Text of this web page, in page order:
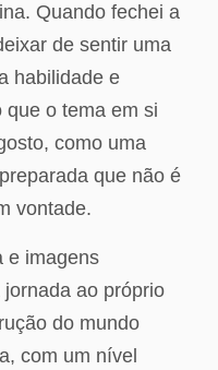
Quando fechei a
de sentir uma
habilidade e
que o tema em si
como uma
que não é
vontade.
e imagens
ao próprio
do mundo
com um nível